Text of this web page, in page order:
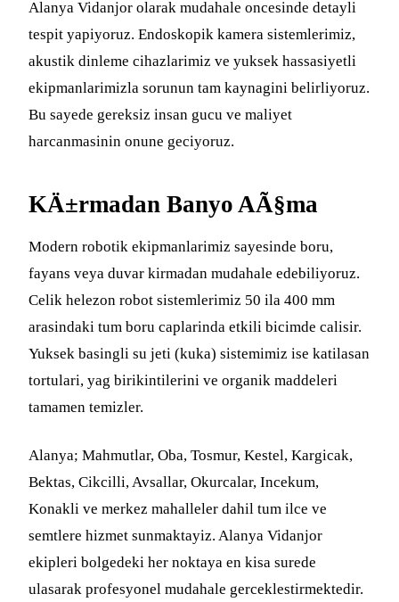
Alanya Vidanjor olarak mudahale oncesinde detayli
tespit yapiyoruz. Endoskopik kamera sistemlerimiz,
akustik dinleme cihazlarimiz ve yuksek hassasiyetli
ekipmanlarimizla sorunun tam kaynagini belirliyoruz.
Bu sayede gereksiz insan gucu ve maliyet
harcanmasinin onune geciyoruz.
KÄ±rmadan Banyo AÃ§ma
Modern robotik ekipmanlarimiz sayesinde boru,
fayans veya duvar kirmadan mudahale edebiliyoruz.
Celik helezon robot sistemlerimiz 50 ila 400 mm
arasindaki tum boru caplarinda etkili bicimde calisir.
Yuksek basingli su jeti (kuka) sistemimiz ise katilasan
tortulari, yag birikintilerini ve organik maddeleri
tamamen temizler.
Alanya; Mahmutlar, Oba, Tosmur, Kestel, Kargicak,
Bektas, Cikcilli, Avsallar, Okurcalar, Incekum,
Konakli ve merkez mahalleler dahil tum ilce ve
semtlere hizmet sunmaktayiz. Alanya Vidanjor
ekipleri bolgedeki her noktaya en kisa surede
ulasarak profesyonel mudahale gerceklestirmektedir.